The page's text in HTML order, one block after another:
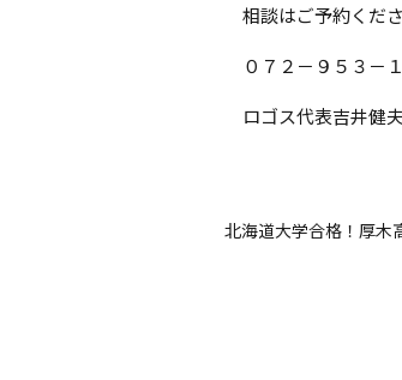
相談はご予約くださ
０７２－９５３－
ロゴス代表吉井健
北海道大学合格！厚木